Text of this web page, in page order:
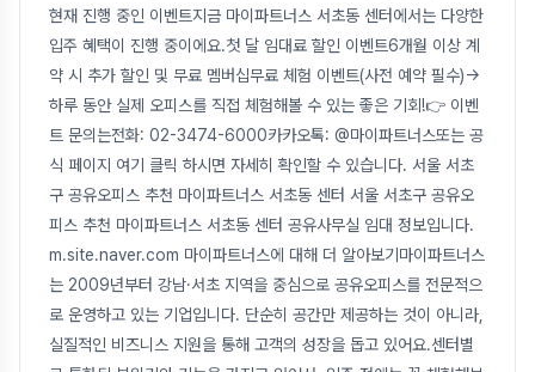
현재 진행 중인 이벤트지금 마이파트너스 서초동 센터에서는 다양한
입주 혜택이 진행 중이에요.첫 달 임대료 할인 이벤트6개월 이상 계
약 시 추가 할인 및 무료 멤버십무료 체험 이벤트(사전 예약 필수)→
하루 동안 실제 오피스를 직접 체험해볼 수 있는 좋은 기회!👉 이벤
트 문의는전화: 02-3474-6000카카오톡: @마이파트너스또는 공
식 페이지 여기 클릭 하시면 자세히 확인할 수 있습니다. 서울 서초
구 공유오피스 추천 마이파트너스 서초동 센터 서울 서초구 공유오
피스 추천 마이파트너스 서초동 센터 공유사무실 임대 정보입니다.
m.site.naver.com 마이파트너스에 대해 더 알아보기마이파트너스
는 2009년부터 강남·서초 지역을 중심으로 공유오피스를 전문적으
로 운영하고 있는 기업입니다. 단순히 공간만 제공하는 것이 아니라,
실질적인 비즈니스 지원을 통해 고객의 성장을 돕고 있어요.센터별